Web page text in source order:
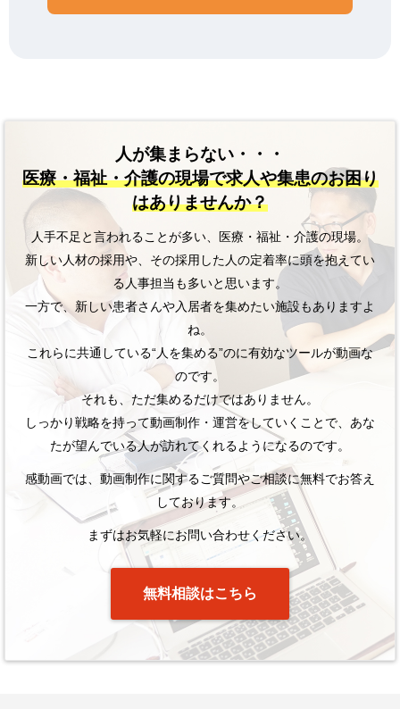
人が集まらない・・・
医療・福祉・介護の現場で求人や集患のお困り
はありませんか？
人手不足と言われることが多い、医療・福祉・介護の現場。
新しい人材の採用や、その採用した人の定着率に頭を抱えてい
る人事担当も多いと思います。
一方で、新しい患者さんや入居者を集めたい施設もありますよ
ね。
これらに共通している“人を集める”のに有効なツールが動画な
のです。
それも、ただ集めるだけではありません。
しっかり戦略を持って動画制作・運営をしていくことで、あな
たが望んでいる人が訪れてくれるようになるのです。
感動画では、動画制作に関するご質問やご相談に無料でお答え
しております。
まずはお気軽にお問い合わせください。
無料相談はこちら